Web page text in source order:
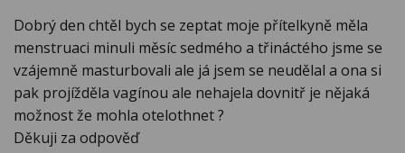
Dobrý den chtěl bych se zeptat moje přítelkyně měla
menstruaci minuli měsíc sedmého a třináctého jsme se
vzájemně masturbovali ale já jsem se neudělal a ona si
pak projížděla vagínou ale nehajela dovnitř je nějaká
možnost že mohla otelothnet ?
Děkuji za odpověď